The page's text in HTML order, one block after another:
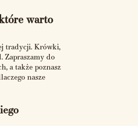
warto
tradycji. Krówki,
Zapraszamy do
a także poznasz
nasze